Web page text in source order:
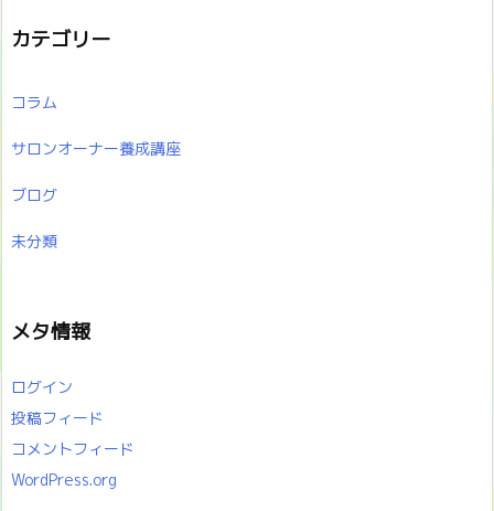
カテゴリー
コラム
サロンオーナー養成講座
ブログ
未分類
メタ情報
ログイン
投稿フィード
コメントフィード
WordPress.org